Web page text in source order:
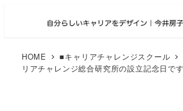
HOME ■キャリアチャレンジスクール
リアチャレンジ総合研究所の設立記念日です